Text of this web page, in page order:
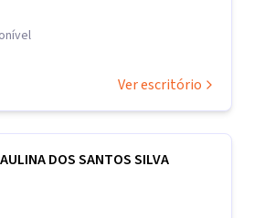
Ver escritório
DOS SANTOS SILVA